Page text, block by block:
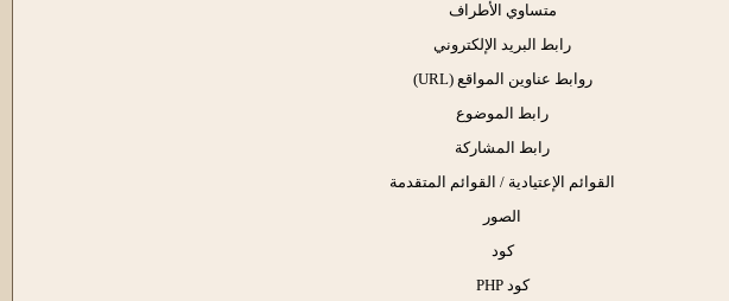
متساوي الأطراف
رابط البريد الإلكتروني
روابط عناوين المواقع (URL)
رابط الموضوع
رابط المشاركة
القوائم الإعتيادية / القوائم المتقدمة
الصور
كود
كود PHP